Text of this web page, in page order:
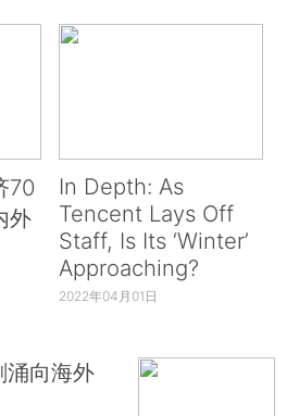
70
外
In Depth: As
Tencent Lays Off
Staff, Is Its ‘Winter’
Approaching?
2022年04月01日
涌向海外